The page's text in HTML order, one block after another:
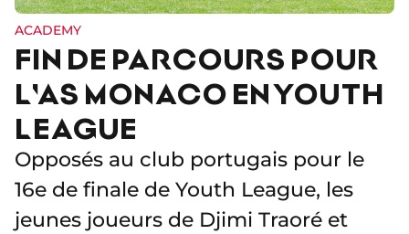
ACADEMY
FIN DE PARCOURS POUR
L'AS MONACO EN YOUTH
LEAGUE
Opposés au club portugais pour le
16e de finale de Youth League, les
jeunes joueurs de Djimi Traoré et